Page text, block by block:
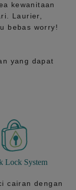
kewanitaan
Laurier,
bebas worry!
yang dapat
Lock System
cairan dengan